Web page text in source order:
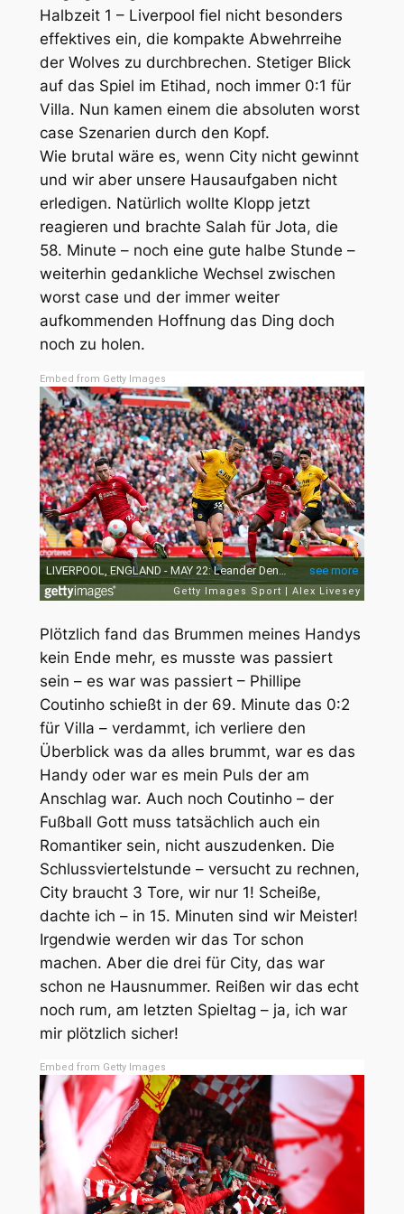
Halbzeit 1 – Liverpool fiel nicht besonders
effektives ein, die kompakte Abwehrreihe
der Wolves zu durchbrechen. Stetiger Blick
auf das Spiel im Etihad, noch immer 0:1 für
Villa. Nun kamen einem die absoluten worst
case Szenarien durch den Kopf.
Wie brutal wäre es, wenn City nicht gewinnt
und wir aber unsere Hausaufgaben nicht
erledigen. Natürlich wollte Klopp jetzt
reagieren und brachte Salah für Jota, die
58. Minute – noch eine gute halbe Stunde –
weiterhin gedankliche Wechsel zwischen
worst case und der immer weiter
aufkommenden Hoffnung das Ding doch
noch zu holen.
Embed from Getty Images
Plötzlich fand das Brummen meines Handys
kein Ende mehr, es musste was passiert
sein – es war was passiert – Phillipe
Coutinho schießt in der 69. Minute das 0:2
für Villa – verdammt, ich verliere den
Überblick was da alles brummt, war es das
Handy oder war es mein Puls der am
Anschlag war. Auch noch Coutinho – der
Fußball Gott muss tatsächlich auch ein
Romantiker sein, nicht auszudenken. Die
Schlussviertelstunde – versucht zu rechnen,
City braucht 3 Tore, wir nur 1! Scheiße,
dachte ich – in 15. Minuten sind wir Meister!
Irgendwie werden wir das Tor schon
machen. Aber die drei für City, das war
schon ne Hausnummer. Reißen wir das echt
noch rum, am letzten Spieltag – ja, ich war
mir plötzlich sicher!
Embed from Getty Images